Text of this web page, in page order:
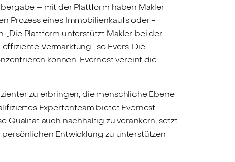
– mit der Plattform haben Makler
Prozess eines Immobilienkaufs oder -
„Die Plattform unterstützt Makler bei der
Vermarktung“, so Evers. Die
können. Evernest vereint die
zu erbringen, die menschliche Ebene
Expertenteam bietet Evernest
auch nachhaltig zu verankern, setzt
Entwicklung zu unterstützen